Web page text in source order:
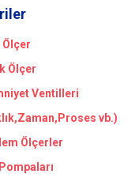
Ölçer
Ölçer
Ventilleri
vb.)
Ölçerler